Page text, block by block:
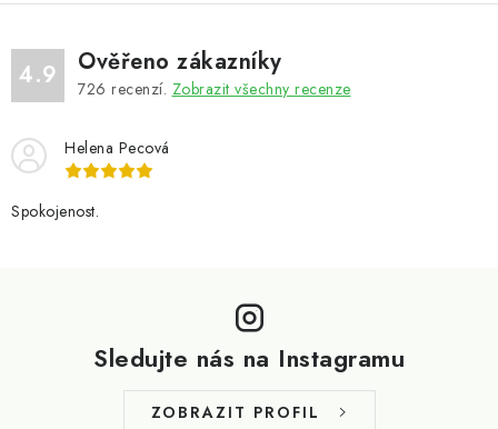
4.9 Ověřeno zákazníky
726 recenzí. Zobrazit všechny recenze
Helena Pecová
Spokojenost.
Sledujte nás na Instagramu
ZOBRAZIT PROFIL